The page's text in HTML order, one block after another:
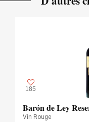
185
Barón de Ley
Vin Rouge